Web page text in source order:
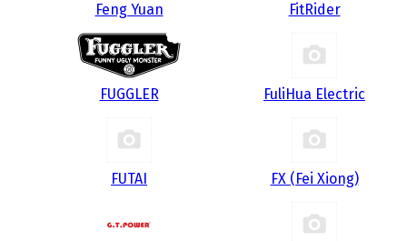
Feng Yuan FitRider
FUGGLER FuliHua Electric
FUTAI FX (Fei Xiong)